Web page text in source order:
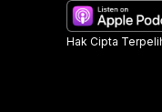
Hak Cipta